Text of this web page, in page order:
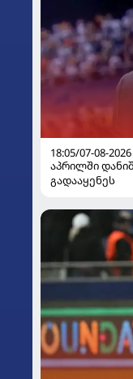
18:05/07-08-2026
აპრილში
გადააყენეს